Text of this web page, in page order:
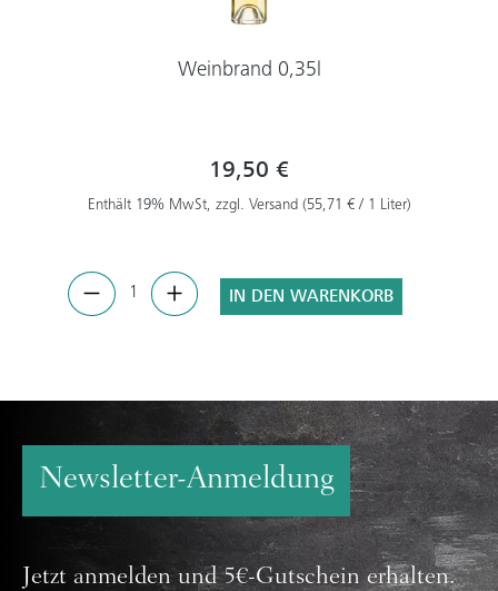
Weinbrand 0,35l
19,50 €
Enthält 19% MwSt, zzgl. Versand (55,71 € / 1 Liter)
IN DEN WARENKORB
Newsletter-Anmeldung
Jetzt anmelden und 5€-Gutschein erhalten.